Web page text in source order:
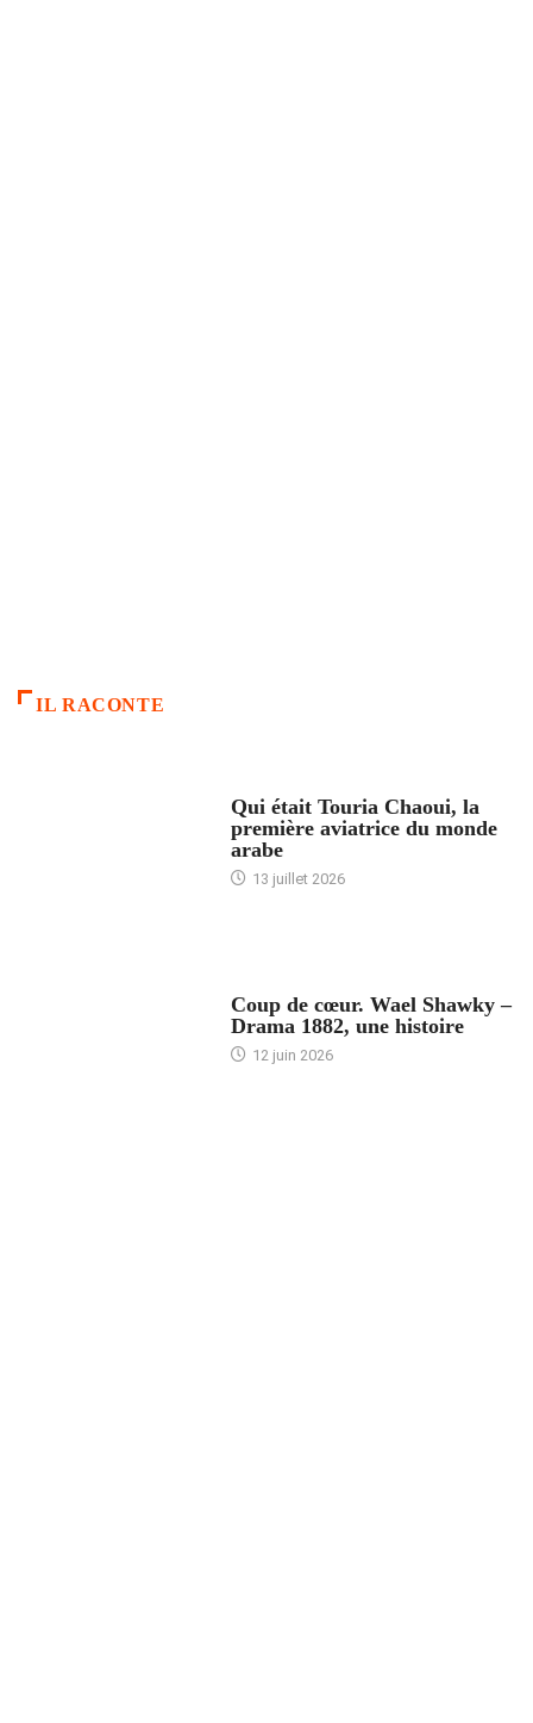
IL RACONTE
Qui était Touria Chaoui, la
première aviatrice du monde
arabe
13 juillet 2026
Coup de cœur. Wael Shawky –
Drama 1882, une histoire
12 juin 2026